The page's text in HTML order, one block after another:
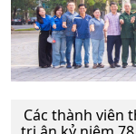
Các thành viên